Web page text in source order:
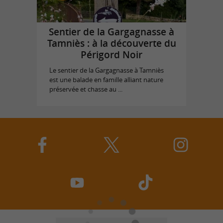
Sentier de la Gargagnasse à
Tamniès : à la découverte du
Périgord Noir
Le sentier de la Gargagnasse à Tamniès
est une balade en famille alliant nature
préservée et chasse au ...